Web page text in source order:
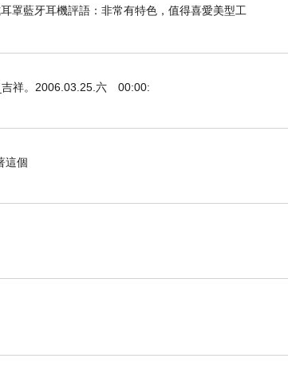
罩藍牙耳機評語：非常有特色，值得喜愛美型工
祥。2006.03.25.六 00:00:
這個